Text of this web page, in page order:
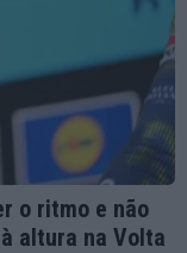
o ritmo e não
altura na Volta